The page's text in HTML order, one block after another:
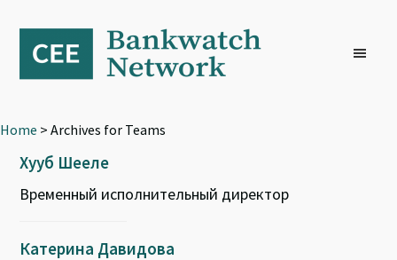
primary
navigation
content
footer
Home > Archives for Teams
Хууб Шееле
Временный исполнительный директор
Катерина Давидова